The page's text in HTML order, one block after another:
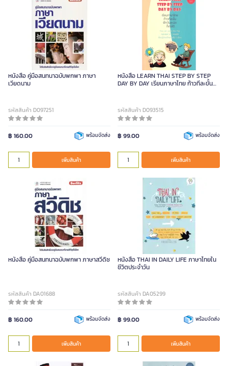
หนังสือ คู่มือสนทนาฉบับพกพา ภาษา
เวียดนาม
รหัสสินค้า D097251
฿ 160.00 พร้อมจัดส่ง
เพิ่มสินค้า
หนังสือ LEARN THAI STEP BY STEP
DAY BY DAY เรียนภาษาไทย ก้าวทีละขั้น
รหัสสินค้า D093515
฿ 99.00 พร้อมจัดส่ง
เพิ่มสินค้า
หนังสือ คู่มือสนทนาฉบับพกพา ภาษาสวีดิช
รหัสสินค้า DA01688
฿ 160.00 พร้อมจัดส่ง
เพิ่มสินค้า
หนังสือ THAI IN DAILY LIFE ภาษาไทยใน
ชีวิตประจำวัน
รหัสสินค้า DA05299
฿ 99.00 พร้อมจัดส่ง
เพิ่มสินค้า